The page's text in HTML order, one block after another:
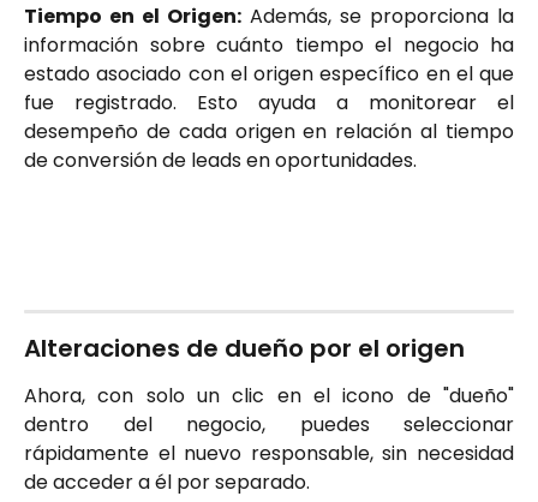
Tiempo en el Origen: Además, se proporciona la
información sobre cuánto tiempo el negocio ha
estado asociado con el origen específico en el que
fue registrado. Esto ayuda a monitorear el
desempeño de cada origen en relación al tiempo
de conversión de leads en oportunidades.
Alteraciones de dueño por el origen
Ahora, con solo un clic en el icono de "dueño"
dentro del negocio, puedes seleccionar
rápidamente el nuevo responsable, sin necesidad
de acceder a él por separado.